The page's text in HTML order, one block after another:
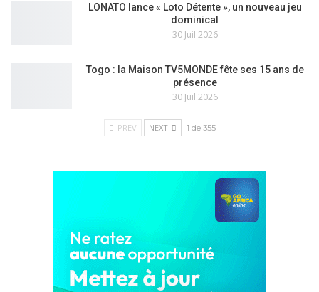
LONATO lance « Loto Détente », un nouveau jeu
dominical
30 Juil 2026
Togo : la Maison TV5MONDE fête ses 15 ans de
présence
30 Juil 2026
PREV NEXT 1 de 355